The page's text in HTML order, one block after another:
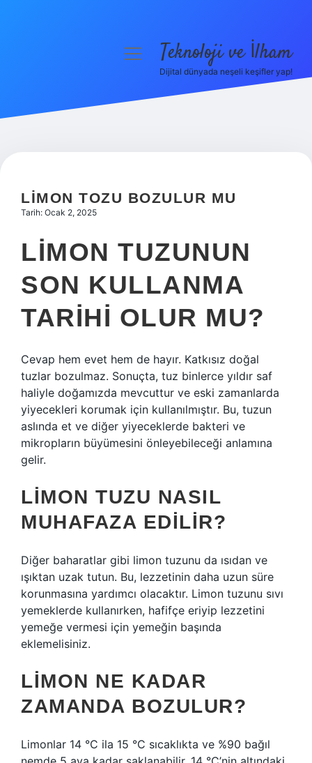
Hakkımızda
menüyüTeknoloji ve İlham
Dijital dünyada neşeli keşifler yap!
LIMON TOZU BOZULUR MU
Tarih: Ocak 2, 2025
LIMON TUZUNUN
SON KULLANMA
TARIHI OLUR MU?
Cevap hem evet hem de hayır. Katkısız doğal
tuzlar bozulmaz. Sonuçta, tuz binlerce yıldır saf
haliyle doğamızda mevcuttur ve eski zamanlarda
yiyecekleri korumak için kullanılmıştır. Bu, tuzun
aslında et ve diğer yiyeceklerde bakteri ve
mikropların büyümesini önleyebileceği anlamına
gelir.
LIMON TUZU NASIL
MUHAFAZA EDILIR?
Diğer baharatlar gibi limon tuzunu da ısıdan ve
ışıktan uzak tutun. Bu, lezzetinin daha uzun süre
korunmasına yardımcı olacaktır. Limon tuzunu sıvı
yemeklerde kullanırken, hafifçe eriyip lezzetini
yemeğe vermesi için yemeğin başında
eklemelisiniz.
LIMON NE KADAR
ZAMANDA BOZULUR?
Limonlar 14 °C ila 15 °C sıcaklıkta ve %90 bağıl